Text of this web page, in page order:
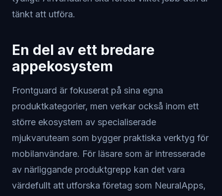
tänkt att utföra.
En del av ett bredare
appekosystem
Frontguard är fokuserat på sina egna
produktkategorier, men verkar också inom ett
större ekosystem av specialiserade
mjukvaruteam som bygger praktiska verktyg för
mobilanvändare. För läsare som är intresserade
av närliggande produktgrepp kan det vara
värdefullt att utforska företag som NeuralApps,